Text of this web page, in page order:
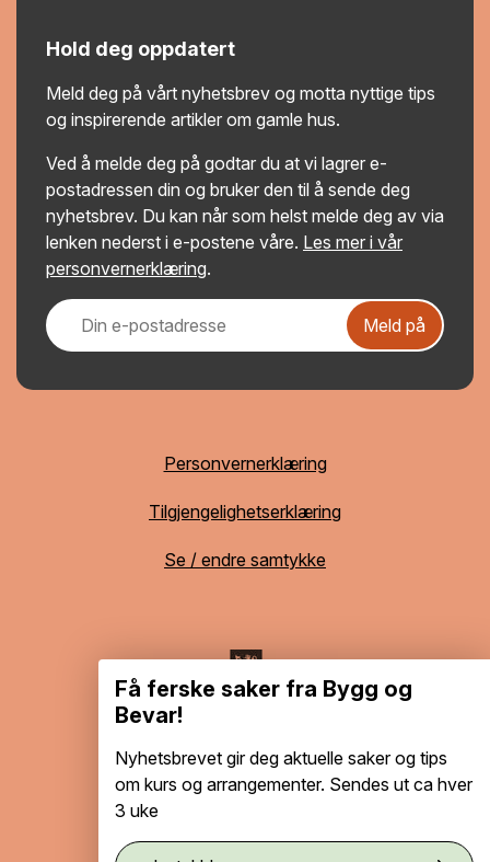
Hold deg oppdatert
Meld deg på vårt nyhetsbrev og motta nyttige tips
og inspirerende artikler om gamle hus.
Ved å melde deg på godtar du at vi lagrer e-
postadressen din og bruker den til å sende deg
nyhetsbrev. Du kan når som helst melde deg av via
lenken nederst i e-postene våre. Les mer i vår
personvernerklæring.
Meld på
Personvernerklæring
Tilgjengelighetserklæring
Se / endre samtykke
Få ferske saker fra Bygg og
Bevar!
Nyhetsbrevet gir deg aktuelle saker og tips
om kurs og arrangementer. Sendes ut ca hver
3 uke